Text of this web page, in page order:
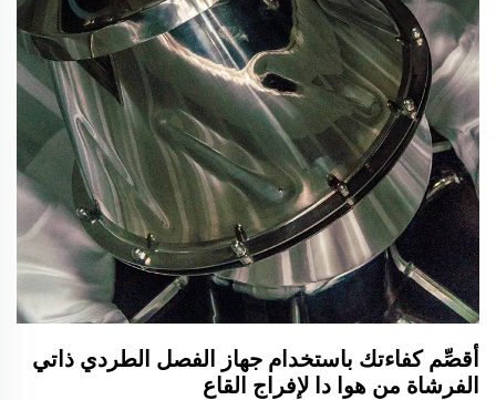
أقصِّم كفاءتك باستخدام جهاز الفصل الطردي ذاتي
الفرشاة من هوا دا لإفراج القاع